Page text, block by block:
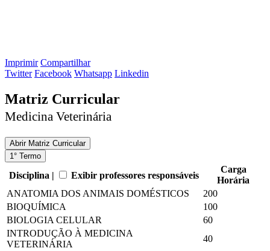
Imprimir Compartilhar
Twitter Facebook Whatsapp Linkedin
Matriz Curricular
Medicina Veterinária
AbrirMatriz Curricular
1° Termo
Disciplina | Exibir professores responsáveis
Carga
Horária
ANATOMIA DOS ANIMAIS DOMÉSTICOS
200
BIOQUÍMICA
100
BIOLOGIA CELULAR
60
INTRODUÇÃO À MEDICINA
VETERINÁRIA
40